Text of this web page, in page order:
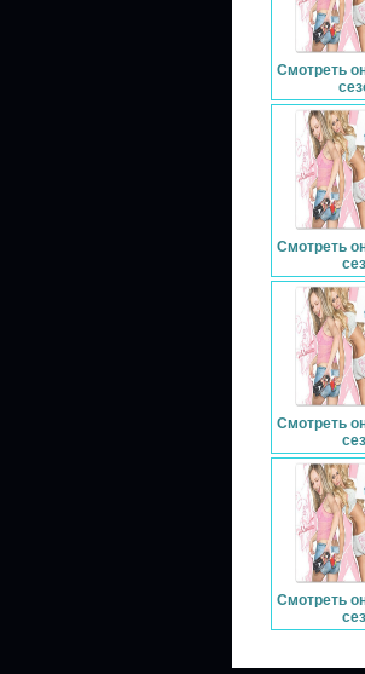
Смотреть
Смотреть
Смотреть
Смотреть